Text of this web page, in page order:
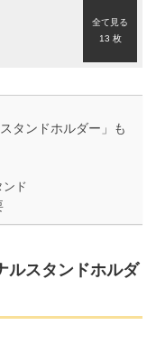
全て見る
13 枚
タンドホルダー」も
ンド
ルスタンドホルダ